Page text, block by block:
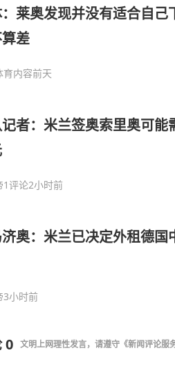
莱奥发现并没有适合自己
差
育内容前天
者：米兰签奥索里奥可能
1评论2小时前
奥：米兰已决定外租德国
3小时前
0 文明上网理性发言，请遵守 《新闻评论服